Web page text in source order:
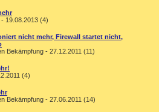
19.08.2013 (4)
nicht mehr, Firewall startet nicht,
Bekämpfung - 27.12.2011 (11)
(4)
Bekämpfung - 27.06.2011 (14)